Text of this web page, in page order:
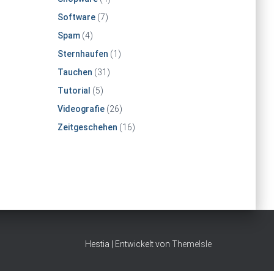
Software(7)
Spam(4)
Sternhaufen (1)
Tauchen (31)
Tutorial (5)
Videografie(26)
Zeitgeschehen (16)
Hestia | Entwickelt von ThemeIsle